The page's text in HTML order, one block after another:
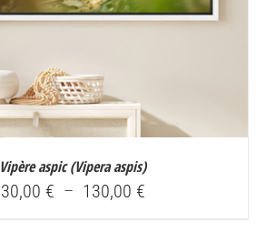
Vipère aspic (Vipera aspis)
30,00 € – 130,00 €Plage